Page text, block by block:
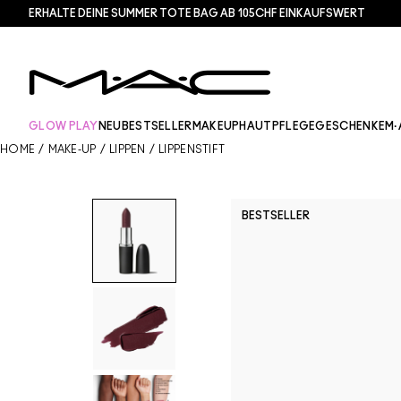
ERHALTE DEINE SUMMER TOTE BAG AB 105CHF EINKAUFSWERT​
GLOW PLAY NEU BESTSELLER MAKEUP HAUTPFLEGEGESCHENKE
HOME / MAKE-UP / LIPPEN / LIPPENSTIFT
BESTSELLER